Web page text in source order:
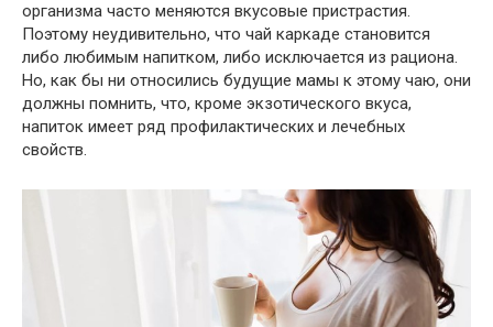
организма часто меняются вкусовые пристрастия.
Поэтому неудивительно, что чай каркаде становится
либо любимым напитком, либо исключается из рациона.
Но, как бы ни относились будущие мамы к этому чаю, они
должны помнить, что, кроме экзотического вкуса,
напиток имеет ряд профилактических и лечебных
свойств.